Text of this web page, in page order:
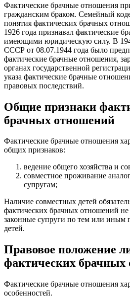
Фактические брачные отношения
гражданским браком. Семейный
понятия фактических брачных
1926 года признавал фактические
имеющими юридическую силу. В
СССР от 08.07.1944 года было
фактические брачные отношения,
органах государственной
указа фактические брачные
правовых последствий.
Общие признаки
брачных отношений
Фактические брачные отношения
общих признаков:
ведение общего хозяйства и
совместное проживание
супругам;
Наличие совместных детей
фактических брачных отношений не
законные супруги по тем или иным
детей.
Правовое положение
фактических брачных
Фактические брачные отношения
особенностей.